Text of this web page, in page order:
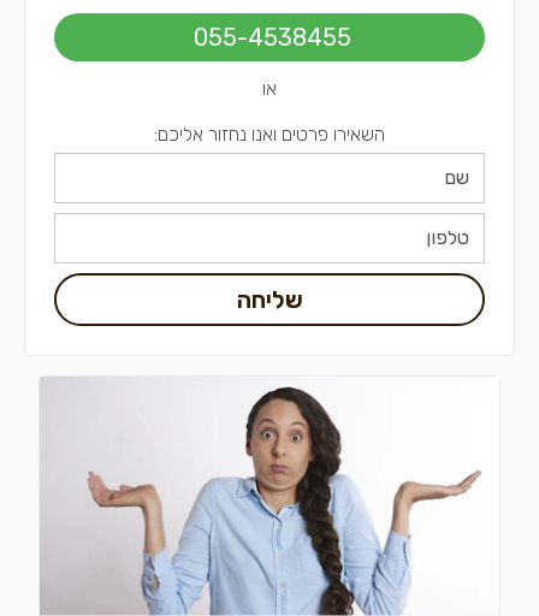
055-4538455
או
השאירו פרטים ואנו נחזור אליכם:
שליחה